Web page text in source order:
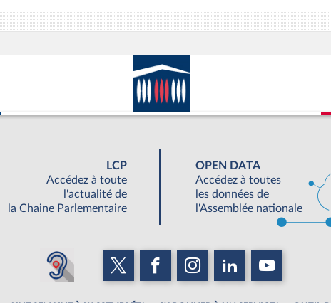
LCP
Accédez à toute
l'actualité de
la Chaine Parlementaire
OPEN DATA
Accédez à toutes
les données de
l'Assemblée nationale